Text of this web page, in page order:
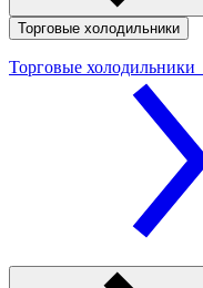
Торговые холодильники
Торговые холодильники